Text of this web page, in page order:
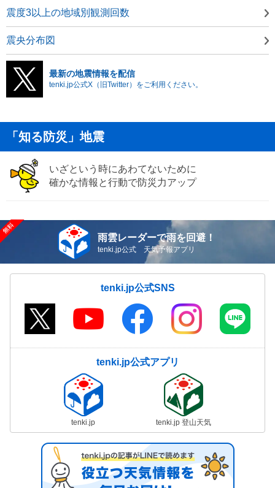
震度3以上の地域別観測回数
震央分布図
最新の地震情報を配信
tenki.jp公式X（旧Twitter）をご利用ください。
「知る防災」地震
いざという時にあわてないために
確かな情報と行動で防災力アップ
雨雲レーダーで雨を回避！
tenki.jp公式 天気予報アプリ
tenki.jp公式SNS
tenki.jp公式アプリ
tenki.jp tenki.jp 登山天気